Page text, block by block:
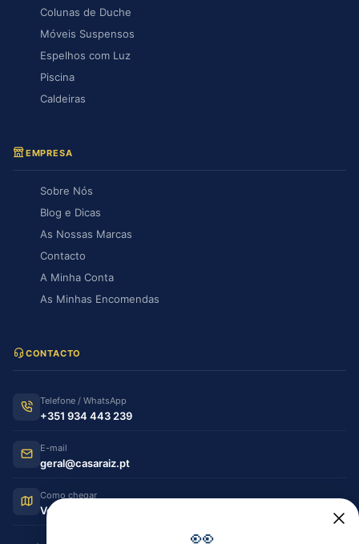
Colunas de Duche
Móveis Suspensos
Espelhos com Luz
Piscina
Caldeiras
EMPRESA
Sobre Nós
Blog e Dicas
As Nossas Marcas
Contacto
A Minha Conta
As Minhas Encomendas
CONTACTO
Telefone / WhatsApp
+351 934 443 239
E-mail
geral@casaraiz.pt
Como chegar
Ver no Google Maps
👀